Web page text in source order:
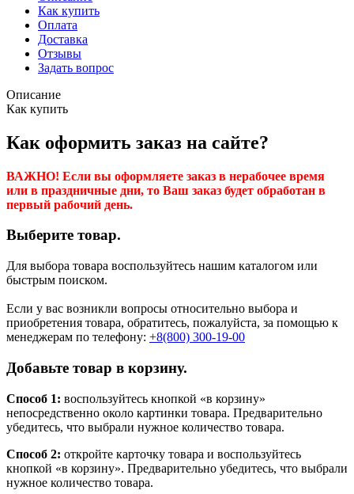
Как купить
Оплата
Доставка
Отзывы
Задать вопрос
Описание
Как купить
Как оформить заказ на сайте?
ВАЖНО! Если вы оформляете заказ в нерабочее время
или в праздничные дни, то Ваш заказ будет обработан в
первый рабочий день.
Выберите товар.
Для выбора товара воспользуйтесь нашим каталогом или
быстрым поиском.
Если у вас возникли вопросы относительно выбора и
приобретения товара, обратитесь, пожалуйста, за помощью к
менеджерам по телефону: +8(800) 300-19-00
Добавьте товар в корзину.
Способ 1: воспользуйтесь кнопкой «в корзину»
непосредственно около картинки товара. Предварительно
убедитесь, что выбрали нужное количество товара.
Способ 2: откройте карточку товара и воспользуйтесь
кнопкой «в корзину». Предварительно убедитесь, что выбрали
нужное количество товара.